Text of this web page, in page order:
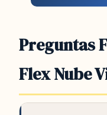
Preguntas
Flex Nube